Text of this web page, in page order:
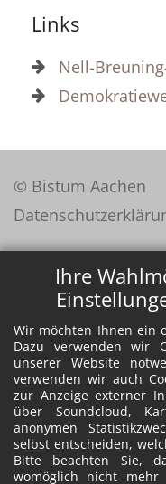
Ihre
Wir möchten Ihnen ein
Dazu verwenden wir
unserer Website
verwenden wir auch
zur Anzeige externer
über Soundcloud,
anonymen
selbst entscheiden,
Bitte beachten Sie,
womöglich nicht
Links
Nell-
© Bistum Aachen